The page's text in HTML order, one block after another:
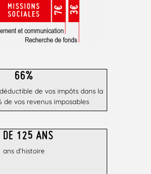
66%
de vos impôts dans la
de vos revenus imposables
DE 125 ANS
ans d’histoire